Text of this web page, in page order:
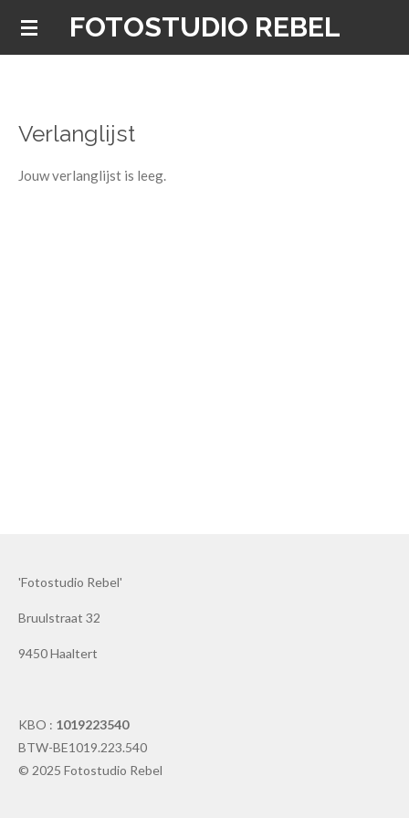
Ga
FOTOSTUDIO REBEL
Verlanglijst
Jouw verlanglijst is leeg.
'Fotostudio Rebel'
Bruulstraat 32
9450 Haaltert
KBO : 1019223540
BTW-BE1019.223.540
© 2025 Fotostudio Rebel